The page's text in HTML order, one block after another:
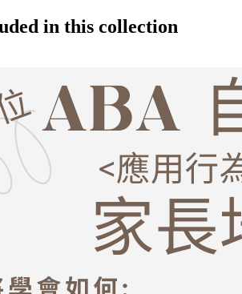
in this collection